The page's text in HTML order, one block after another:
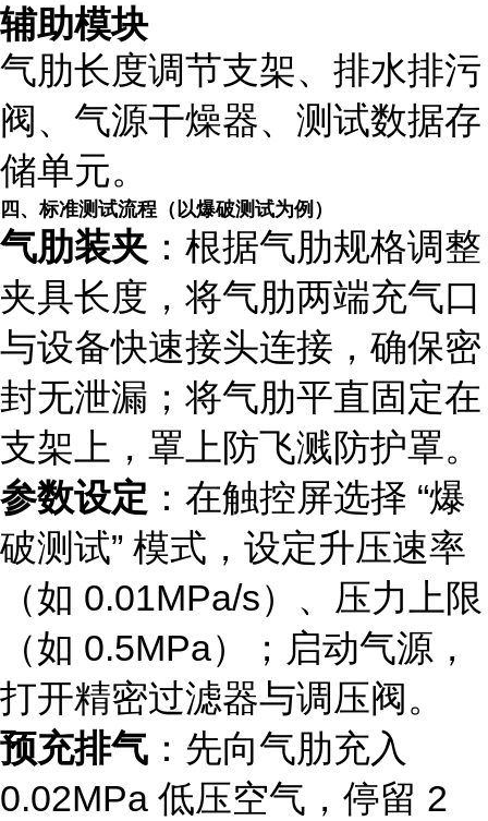
辅助模块
气肋长度调节支架、排水排污
阀、气源干燥器、测试数据存
储单元。
四、标准测试流程（以爆破测试为例）
气肋装夹 ：根据气肋规格调整
夹具长度，将气肋两端充气口
与设备快速接头连接，确保密
封无泄漏；将气肋平直固定在
支架上，罩上防飞溅防护罩。
参数设定 ：在触控屏选择 “爆
破测试” 模式，设定升压速率
（如 0.01MPa/s）、压力上限
（如 0.5MPa）；启动气源，
打开精密过滤器与调压阀。
预充排气 ：先向气肋充入
0.02MPa 低压空气，停留 2